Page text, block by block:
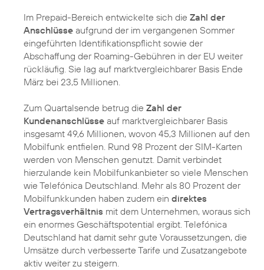
Im Prepaid-Bereich entwickelte sich die Zahl der
Anschlüsse aufgrund der im vergangenen Sommer
eingeführten Identifikationspflicht sowie der
Abschaffung der Roaming-Gebühren in der EU weiter
rückläufig. Sie lag auf marktvergleichbarer Basis Ende
März bei 23,5 Millionen.
Zum Quartalsende betrug die Zahl der
Kundenanschlüsse auf marktvergleichbarer Basis
insgesamt 49,6 Millionen, wovon 45,3 Millionen auf den
Mobilfunk entfielen. Rund 98 Prozent der SIM-Karten
werden von Menschen genutzt. Damit verbindet
hierzulande kein Mobilfunkanbieter so viele Menschen
wie Telefónica Deutschland. Mehr als 80 Prozent der
Mobilfunkkunden haben zudem ein direktes
Vertragsverhältnis mit dem Unternehmen, woraus sich
ein enormes Geschäftspotential ergibt. Telefónica
Deutschland hat damit sehr gute Voraussetzungen, die
Umsätze durch verbesserte Tarife und Zusatzangebote
aktiv weiter zu steigern.